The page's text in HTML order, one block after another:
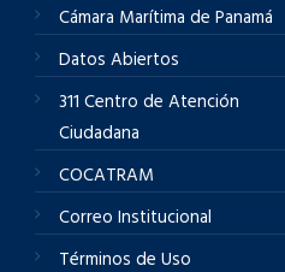
Cámara Marítima de Panamá
Datos Abiertos
311 Centro de Atención
Ciudadana
COCATRAM
Correo Institucional
Términos de Uso